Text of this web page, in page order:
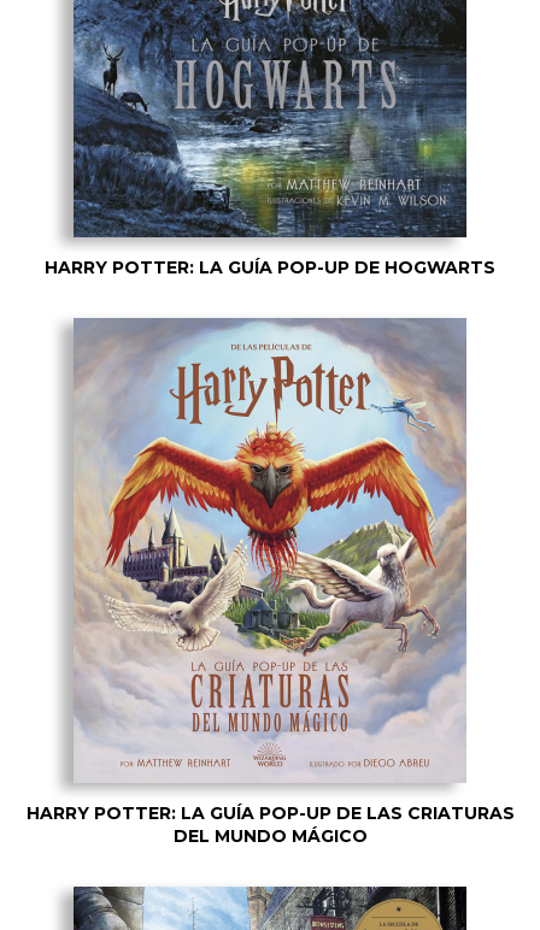
HARRY POTTER: LA GUÍA POP-UP DE HOGWARTS
HARRY POTTER: LA GUÍA POP-UP DE LAS CRIATURAS
DEL MUNDO MÁGICO